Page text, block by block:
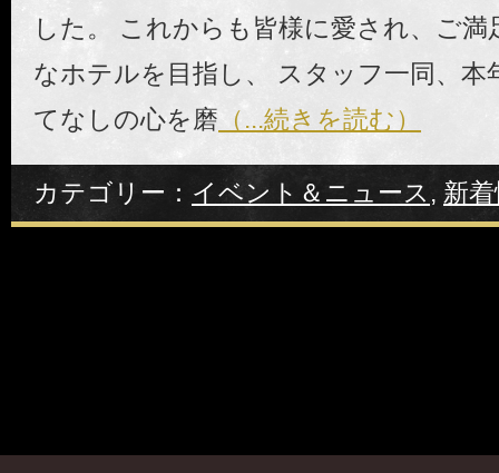
した。 これからも皆様に愛され、ご
なホテルを目指し、 スタッフ一同、本
てなしの心を磨 （...続きを読む）
カテゴリー： イベント＆ニュース , 新